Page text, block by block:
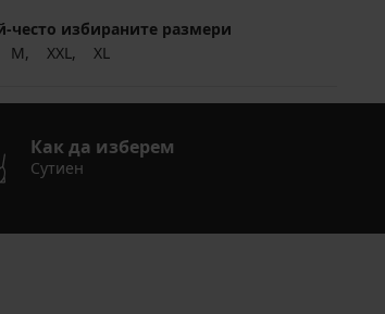
често избираните размери
M XXL XL
Как да изберем
Сутиен